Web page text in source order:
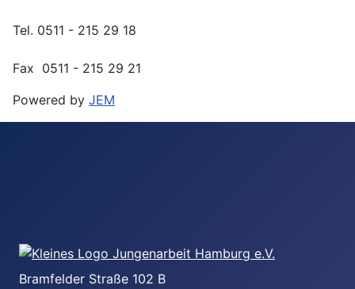
Tel. 0511 - 215 29 18
Fax 0511 - 215 29 21
Powered by JEM
Bramfelder Straße 102 B